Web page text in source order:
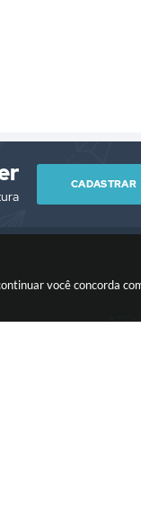
você concorda
CADASTRAR